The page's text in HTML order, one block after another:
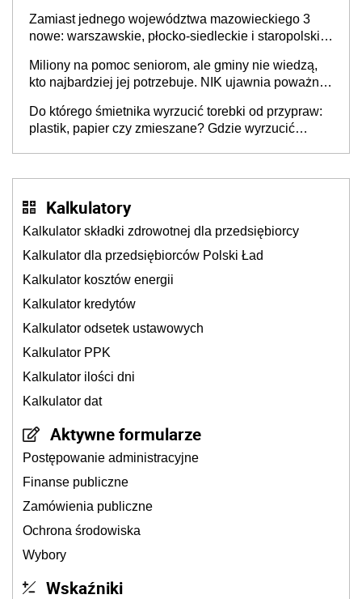
Zamiast jednego województwa mazowieckiego 3
nowe: warszawskie, płocko-siedleckie i staropolskie.
stołecznych
Miliony na pomoc seniorom, ale gminy nie wiedzą,
kto najbardziej jej potrzebuje. NIK ujawnia poważną
Do którego śmietnika wyrzucić torebki od przypraw:
plastik, papier czy zmieszane? Gdzie wyrzucić
Kalkulatory
Kalkulator składki zdrowotnej dla przedsiębiorcy
Kalkulator dla przedsiębiorców Polski Ład
Kalkulator kosztów energii
Kalkulator kredytów
Kalkulator odsetek ustawowych
Kalkulator PPK
Kalkulator ilości dni
Kalkulator dat
Aktywne formularze
Postępowanie administracyjne
Finanse publiczne
Zamówienia publiczne
Ochrona środowiska
Wybory
Wskaźniki